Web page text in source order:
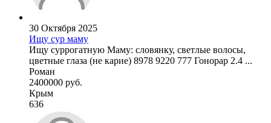
30 Октября 2025
Ищу сур маму
Ищу суррогатную Маму: словянку, светлые волосы,
цветные глаза (не карие) 8978 9220 777 Гонорар 2.4 ...
Роман
2400000 руб.
Крым
636